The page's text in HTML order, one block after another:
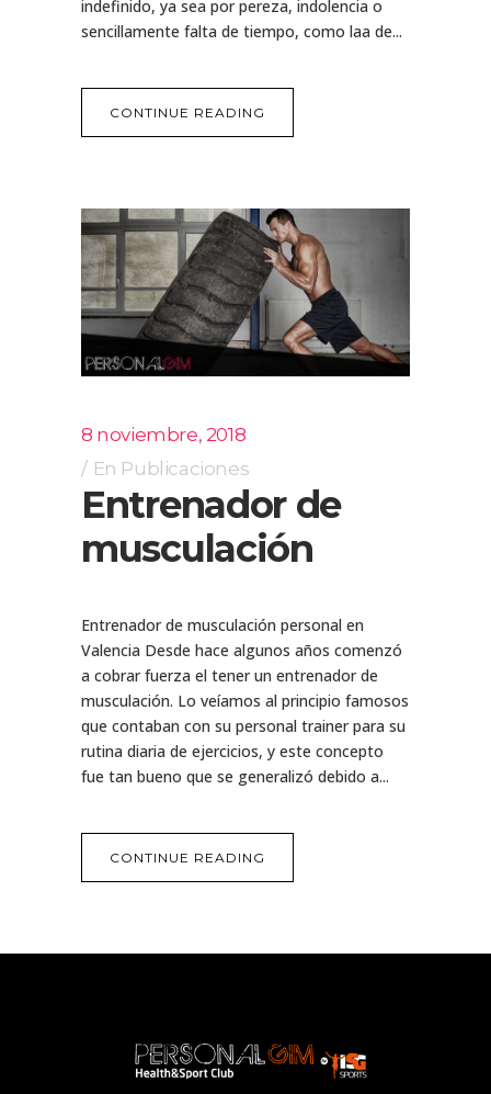
indefinido, ya sea por pereza, indolencia o
sencillamente falta de tiempo, como laa de...
CONTINUE READING
8 noviembre, 2018
En Publicaciones
Entrenador de
musculación
Entrenador de musculación personal en
Valencia Desde hace algunos años comenzó
a cobrar fuerza el tener un entrenador de
musculación. Lo veíamos al principio famosos
que contaban con su personal trainer para su
rutina diaria de ejercicios, y este concepto
fue tan bueno que se generalizó debido a...
CONTINUE READING